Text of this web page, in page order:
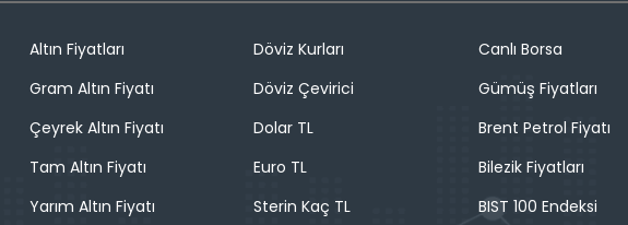
Altın Fiyatları
Gram Altın Fiyatı
Çeyrek Altın Fiyatı
Tam Altın Fiyatı
Yarım Altın Fiyatı
Döviz Kurları
Döviz Çevirici
Dolar TL
Euro TL
Sterin Kaç TL
Canlı Borsa
Gümüş Fiyatları
Brent Petrol Fiyatı
Bilezik Fiyatları
BIST 100 Endeksi